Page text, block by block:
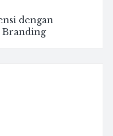
dengan